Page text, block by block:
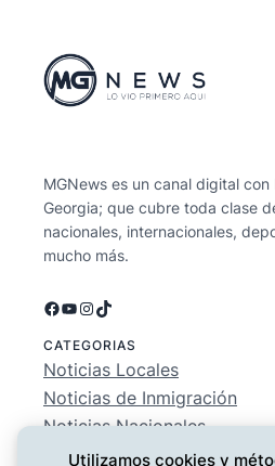
MGNews es un canal digital con
Georgia; que cubre toda clase
nacionales, internacionales,
mucho más.
Facebook
YouTube
Instagram
TikTok
CATEGORIAS
Noticias Locales
Noticias de Inmigración
Noticias Nacionales
Deportes
Utilizamos cookies y